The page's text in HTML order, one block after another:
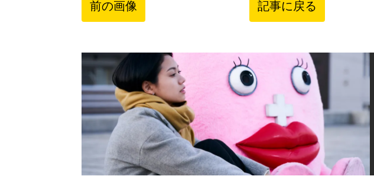
前の画像 記事に戻る